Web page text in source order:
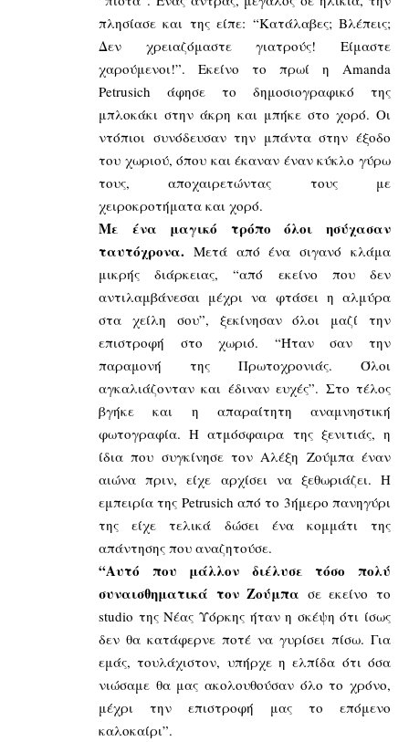
πλησίασε και της είπε: “Κατάλαβες; Βλέπεις;
Δεν χρειαζόμαστε γιατρούς! Είμαστε
χαρούμενοι!”. Εκείνο το πρωί η Amanda
Petrusich άφησε το δημοσιογραφικό της
μπλοκάκι στην άκρη και μπήκε στο χορό. Οι
ντόπιοι συνόδευσαν την μπάντα στην έξοδο
του χωριού, όπου και έκαναν έναν κύκλο γύρω
τους, αποχαιρετώντας τους με
χειροκροτήματα και χορό.
Με ένα μαγικό τρόπο όλοι ησύχασαν
ταυτόχρονα. Μετά από ένα σιγανό κλάμα
μικρής διάρκειας, “από εκείνο που δεν
αντιλαμβάνεσαι μέχρι να φτάσει η αλμύρα
στα χείλη σου”, ξεκίνησαν όλοι μαζί την
επιστροφή στο χωριό. “Ήταν σαν την
παραμονή της Πρωτοχρονιάς. Όλοι
αγκαλιάζονταν και έδιναν ευχές”. Στο τέλος
βγήκε και η απαραίτητη αναμνηστική
φωτογραφία. Η ατμόσφαιρα της ξενιτιάς, η
ίδια που συγκίνησε τον Αλέξη Ζούμπα έναν
αιώνα πριν, είχε αρχίσει να ξεθωριάζει. Η
εμπειρία της Petrusich από το 3ήμερο πανηγύρι
της είχε τελικά δώσει ένα κομμάτι της
απάντησης που αναζητούσε.
“Αυτό που μάλλον διέλυσε τόσο πολύ
συναισθηματικά τον Ζούμπα σε εκείνο το
studio της Νέας Υόρκης ήταν η σκέψη ότι ίσως
δεν θα κατάφερνε ποτέ να γυρίσει πίσω. Για
εμάς, τουλάχιστον, υπήρχε η ελπίδα ότι όσα
νιώσαμε θα μας ακολουθούσαν όλο το χρόνο,
μέχρι την επιστροφή μας το επόμενο
καλοκαίρι”.